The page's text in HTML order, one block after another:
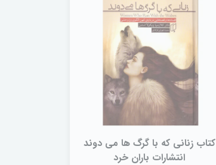
کتاب زنانی که با گرگ ها می دوند
انتشارات باران خرد